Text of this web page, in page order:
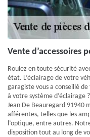
Vente d’accessoires
Roulez en toute sécurité
état. L’éclairage de votre
garagiste vous a conseillé
à votre système d’éclairage
Jean De Beauregard 91940
afférentes, telles que les
l’optique, entre autres.
disposition tout au long de